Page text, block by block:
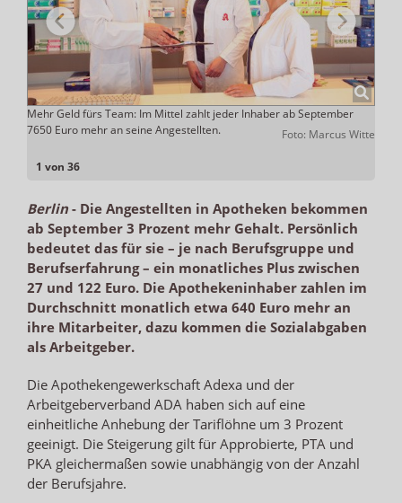
1 von 36
Mehr Geld fürs Team: Im Mittel zahlt jeder Inhaber ab September
7650 Euro mehr an seine Angestellten.
Foto: Marcus Witte
Berlin- Die Angestellten in Apotheken bekommen
ab September 3 Prozent mehr Gehalt. Persönlich
bedeutet das für sie – je nach Berufsgruppe und
Berufserfahrung – ein monatliches Plus zwischen
27 und 122 Euro. Die Apothekeninhaber zahlen im
Durchschnitt monatlich etwa 640 Euro mehr an
ihre Mitarbeiter, dazu kommen die Sozialabgaben
als Arbeitgeber.
Die Apothekengewerkschaft Adexa und der
Arbeitgeberverband ADA haben sich auf eine
einheitliche Anhebung der Tariflöhne um 3 Prozent
geeinigt. Die Steigerung gilt für Approbierte, PTA und
PKA gleichermaßen sowie unabhängig von der Anzahl
der Berufsjahre.